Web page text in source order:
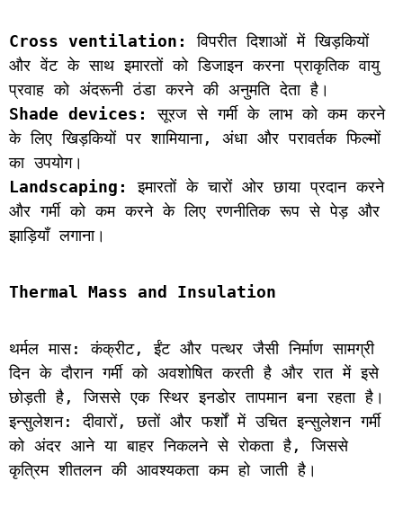
Cross ventilation:
विपरीत दिशाओं में खिड़कियों
और वेंट के साथ इमारतों को डिजाइन करना प्राकृतिक वायु
प्रवाह को अंदरूनी ठंडा करने की अनुमति देता है।
Shade devices:
सूरज से गर्मी के लाभ को कम करने
के लिए खिड़कियों पर शामियाना, अंधा और परावर्तक फिल्मों
का उपयोग।
Landscaping:
इमारतों के चारों ओर छाया प्रदान करने
और गर्मी को कम करने के लिए रणनीतिक रूप से पेड़ और
झाड़ियाँ लगाना।
Thermal Mass and Insulation
थर्मल मास: कंक्रीट, ईंट और पत्थर जैसी निर्माण सामग्री
दिन के दौरान गर्मी को अवशोषित करती है और रात में इसे
छोड़ती है, जिससे एक स्थिर इनडोर तापमान बना रहता है।
इन्सुलेशन: दीवारों, छतों और फर्शों में उचित इन्सुलेशन गर्मी
को अंदर आने या बाहर निकलने से रोकता है, जिससे
कृत्रिम शीतलन की आवश्यकता कम हो जाती है।